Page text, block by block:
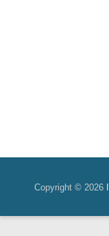
Copyright © 2026